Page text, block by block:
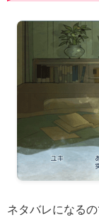
ネタバレになる